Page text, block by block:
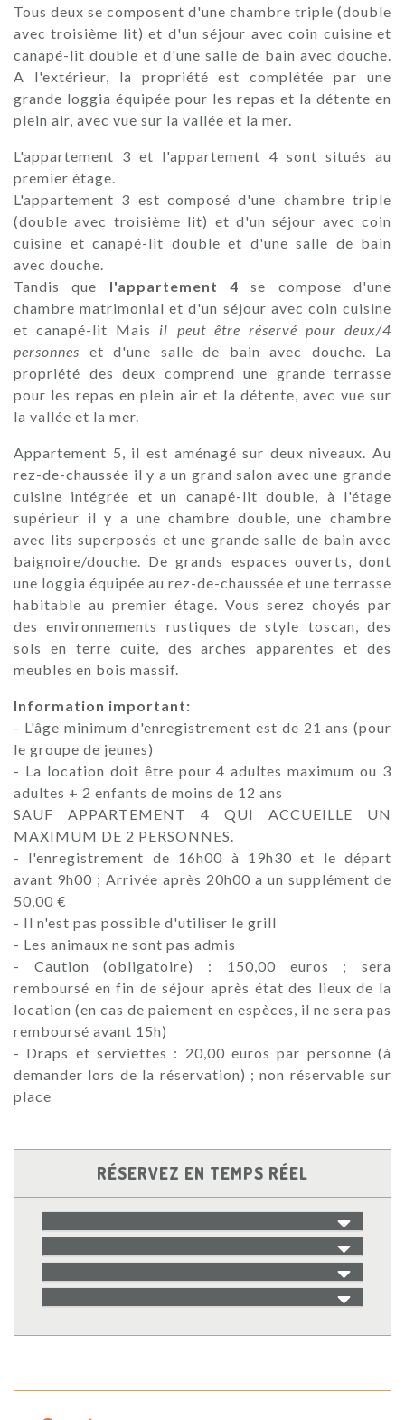
Tous deux se composent d'une chambre triple (double
avec troisième lit) et d'un séjour avec coin cuisine et
canapé-lit double et d'une salle de bain avec douche.
A l'extérieur, la propriété est complétée par une
grande loggia équipée pour les repas et la détente en
plein air, avec vue sur la vallée et la mer.
L'appartement 3 et l'appartement 4 sont situés au
premier étage.
L'appartement 3 est composé d'une chambre triple
(double avec troisième lit) et d'un séjour avec coin
cuisine et canapé-lit double et d'une salle de bain
avec douche.
Tandis que l'appartement 4 se compose d'une
chambre matrimonial et d'un séjour avec coin cuisine
et canapé-lit Mais il peut être réservé pour deux/4
personnes et d'une salle de bain avec douche. La
propriété des deux comprend une grande terrasse
pour les repas en plein air et la détente, avec vue sur
la vallée et la mer.
Appartement 5, il est aménagé sur deux niveaux. Au
rez-de-chaussée il y a un grand salon avec une grande
cuisine intégrée et un canapé-lit double, à l'étage
supérieur il y a une chambre double, une chambre
avec lits superposés et une grande salle de bain avec
baignoire/douche. De grands espaces ouverts, dont
une loggia équipée au rez-de-chaussée et une terrasse
habitable au premier étage. Vous serez choyés par
des environnements rustiques de style toscan, des
sols en terre cuite, des arches apparentes et des
meubles en bois massif.
Information important:
- L'âge minimum d'enregistrement est de 21 ans (pour
le groupe de jeunes)
- La location doit être pour 4 adultes maximum ou 3
adultes + 2 enfants de moins de 12 ans
SAUF APPARTEMENT 4 QUI ACCUEILLE UN
MAXIMUM DE 2 PERSONNES.
- l'enregistrement de 16h00 à 19h30 et le départ
avant 9h00 ; Arrivée après 20h00 a un supplément de
50,00 €
- Il n'est pas possible d'utiliser le grill
- Les animaux ne sont pas admis
- Caution (obligatoire) : 150,00 euros ; sera
remboursé en fin de séjour après état des lieux de la
location (en cas de paiement en espèces, il ne sera pas
remboursé avant 15h)
- Draps et serviettes : 20,00 euros par personne (à
demander lors de la réservation) ; non réservable sur
place
RÉSERVEZ EN TEMPS RÉEL